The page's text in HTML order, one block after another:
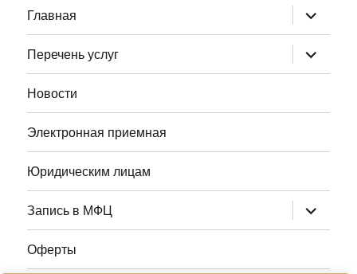
Главная раскрыть
дочернее
меню
Перечень услуг
раскрыть
дочернее
меню
Новости
Электронная приемная
Юридическим лицам
Запись в МФЦ раскрыть
дочернее
меню
Оферты